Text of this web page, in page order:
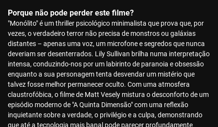
Porque não pode perder este filme?
"Monólito" é um thriller psicológico minimalista que prova que, por
vezes, o verdadeiro terror não precisa de monstros ou galáxias
distantes – apenas uma voz, um microfone e segredos que nunca
deveriam ser desenterrados. Lily Sullivan brilha numa interpretação
intensa, conduzindo-nos por um labirinto de paranoia e obsessão
enquanto a sua personagem tenta desvendar um mistério que
talvez fosse melhor permanecer oculto. Com uma atmosfera
claustrofóbica, o filme de Matt Vesely mistura o desconforto de um
episódio moderno de "A Quinta Dimensão" com uma reflexão
inquietante sobre a verdade, o privilégio e a culpa, demonstrando
que até a tecnologia mais banal pode parecer profundamente